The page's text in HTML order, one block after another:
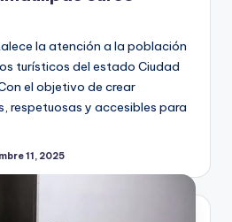
la atención a la población
turísticos del estado Ciudad
el objetivo de crear
respetuosas y accesibles para
11, 2025